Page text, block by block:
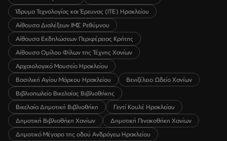
Ίδρυμα Τεχνολογίας και Έρευνας (ΙΤΕ) Ηρακλείου
Αίθουσα Διαλέξεων ΙΜΣ Ρεθύμνου
Αίθουσα Εκδηλώσεων Περιφέρειας Κρήτης
Αίθουσα Ομίλου Φίλων της Τέχνης Χανίων
Αρχαιολογικό Μουσείο Ηρακλείου
Βασιλική Αγίου Μάρκου Ηρακλείου
Βενιζέλειο Ωδείο Χανίων
Βιβλιοπωλείο Βικελαίας Βιβλιοθήκης
Βικελαία Δημοτική Βιβλιοθήκη
Γεντί Κουλέ Ηρακλείου
Δημοτική Βιβλιοθήκη Χανίων
Δημοτική Πινακοθήκη Χανίων
Δημοτικό Μέγαρο της οδού Ανδρόγεω Ηρακλείου